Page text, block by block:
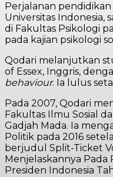
Perjalanan
Universitas Indonesia,
di Fakultas Psikologi
pada kajian psikologi
Qodari melanjutkan
of Essex, Inggris,
behaviour. Ia lulus
Pada 2007, Qodari
Fakultas Ilmu Sosial
Gadjah Mada. Ia
Politik pada 2016
berjudul Split-Ticket
Menjelaskannya
Presiden Indonesia